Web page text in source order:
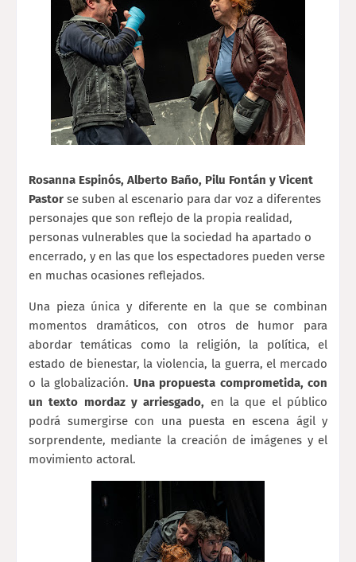
Rosanna Espinós, Alberto Baño, Pilu Fontán y Vicent
Pastor se suben al escenario para dar voz a diferentes
personajes que son reflejo de la propia realidad,
personas vulnerables que la sociedad ha apartado o
encerrado, y en las que los espectadores pueden verse
en muchas ocasiones reflejados.
Una pieza única y diferente en la que se combinan
momentos dramáticos, con otros de humor para
abordar temáticas como la religión, la política, el
estado de bienestar, la violencia, la guerra, el mercado
o la globalización. Una propuesta comprometida, con
un texto mordaz y arriesgado, en la que el público
podrá sumergirse con una puesta en escena ágil y
sorprendente, mediante la creación de imágenes y el
movimiento actoral.